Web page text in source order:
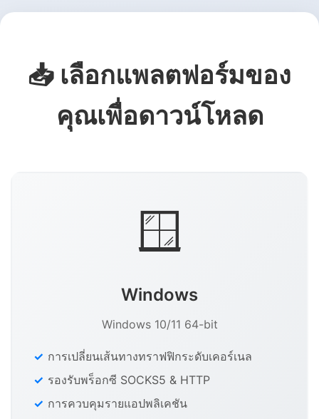
📥 เลือกแพลตฟอร์มของ
คุณเพื่อดาวน์โหลด
🪟
Windows
Windows 10/11 64-bit
การเปลี่ยนเส้นทางทราฟฟิกระดับเคอร์เนล
รองรับพร็อกซี SOCKS5 & HTTP
การควบคุมรายแอปพลิเคชัน